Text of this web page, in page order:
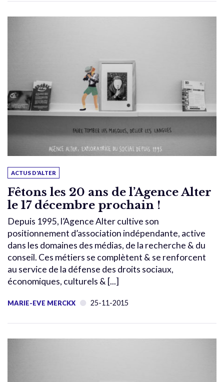
ACTUS D'ALTER
Fêtons les 20 ans de l’Agence Alter
le 17 décembre prochain !
Depuis 1995, l’Agence Alter cultive son
positionnement d’association indépendante, active
dans les domaines des médias, de la recherche & du
conseil. Ces métiers se complètent & se renforcent
au service de la défense des droits sociaux,
économiques, culturels & [...]
MARIE-EVE MERCKX 25-11-2015